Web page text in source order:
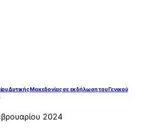
Δυτικής Μακεδονίας σε εκδήλωση του Γενικού
2024